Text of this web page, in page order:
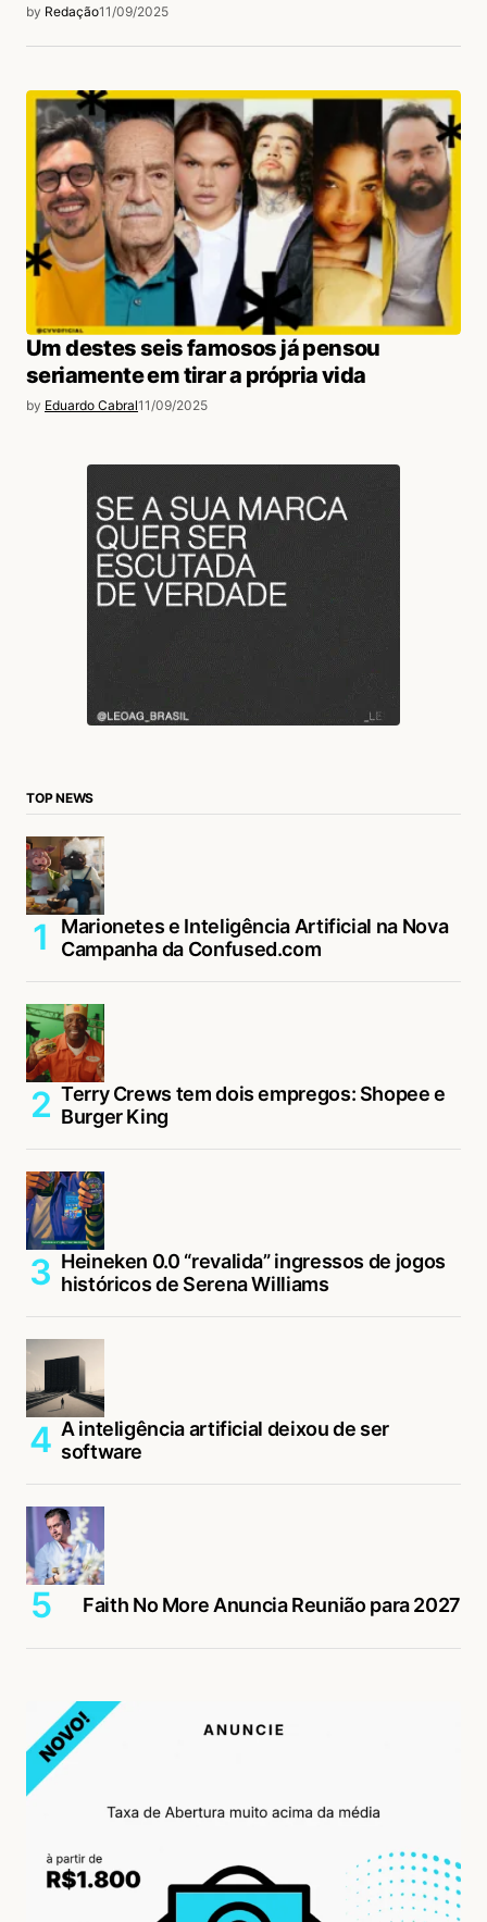
by Redação11/09/2025
Um destes seis famosos já pensou
seriamente em tirar a própria vida
by Eduardo Cabral11/09/2025
TOP NEWS
Marionetes e Inteligência Artificial na Nova
Campanha da Confused.com
Terry Crews tem dois empregos: Shopee e
Burger King
Heineken 0.0 “revalida” ingressos de jogos
históricos de Serena Williams
A inteligência artificial deixou de ser
software
Faith No More Anuncia Reunião para 2027